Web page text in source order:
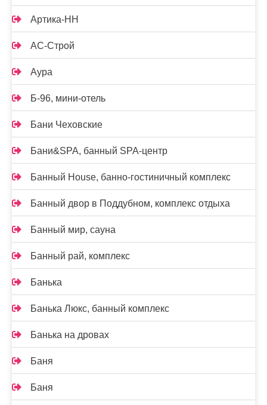
Артика-НН
АС-Строй
Аура
Б-96, мини-отель
Бани Чеховские
Бани&SPA, банный SPA-центр
Банный House, банно-гостиничный комплекс
Банный двор в Поддубном, комплекс отдыха
Банный мир, сауна
Банный рай, комплекс
Банька
Банька Люкс, банный комплекс
Банька на дровах
Баня
Баня